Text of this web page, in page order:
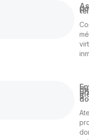
de
un
a